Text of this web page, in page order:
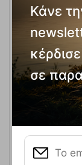
Circle Spike
Κωδικός:
FRE-
Άμεσα
διαθέσιμο
Κάνε
κέρδισε
σε